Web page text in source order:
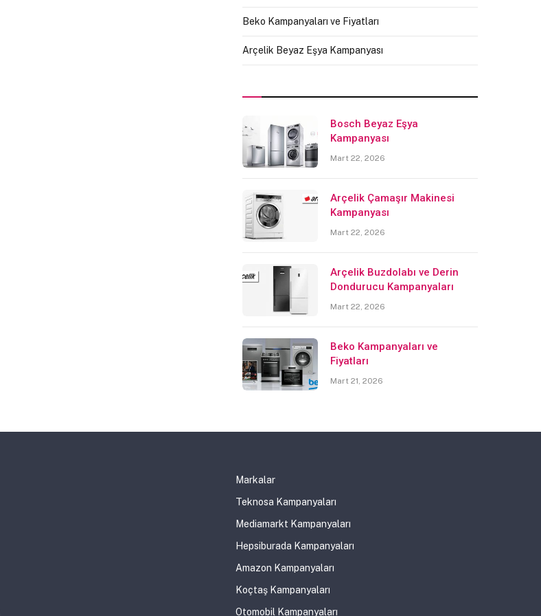
Beko Kampanyaları ve Fiyatları
Arçelik Beyaz Eşya Kampanyası
Bosch Beyaz Eşya
Kampanyası
Mart 22, 2026
Arçelik Çamaşır Makinesi
Kampanyası
Mart 22, 2026
Arçelik Buzdolabı ve Derin
Dondurucu Kampanyaları
Mart 22, 2026
Beko Kampanyaları ve
Fiyatları
Mart 21, 2026
Markalar
Teknosa Kampanyaları
Mediamarkt Kampanyaları
Hepsiburada Kampanyaları
Amazon Kampanyaları
Koçtaş Kampanyaları
Otomobil Kampanyaları